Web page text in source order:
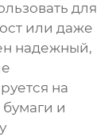
для
или даже
надежный,
на
и